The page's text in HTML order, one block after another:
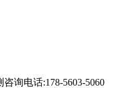
询电话:178-5603-5060